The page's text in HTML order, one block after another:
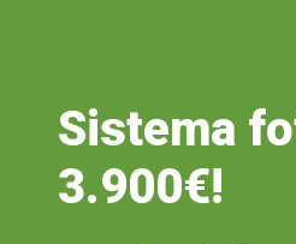
Sistema
3.900€!